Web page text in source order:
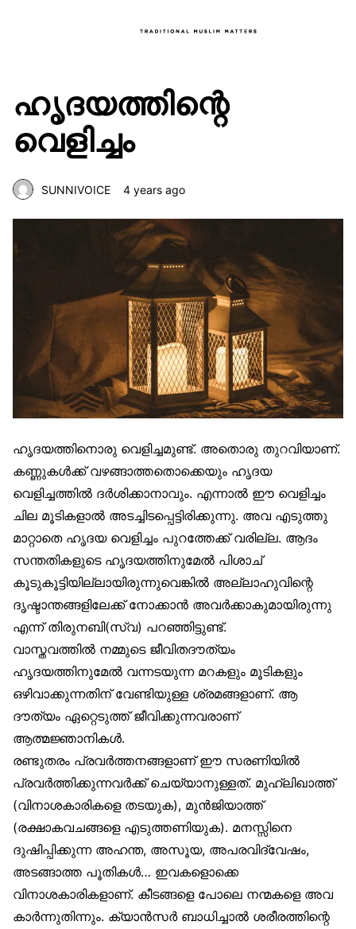
ഹൃദയത്തിന്റെ
വെളിച്ചം
SUNNIVOICE 4 years ago
ഹൃദയത്തിനൊരു വെളിച്ചമുണ്ട്. അതൊരു തുറവിയാണ്.
കണ്ണുകൾക്ക് വഴങ്ങാത്തതൊക്കെയും ഹൃദയ
വെളിച്ചത്തിൽ ദർശിക്കാനാവും. എന്നാൽ ഈ വെളിച്ചം
ചില മൂടികളാൽ അടച്ചിടപ്പെട്ടിരിക്കുന്നു. അവ എടുത്തു
മാറ്റാതെ ഹൃദയ വെളിച്ചം പുറത്തേക്ക് വരില്ല. ആദം
സന്തതികളുടെ ഹൃദയത്തിനുമേൽ പിശാച്
കൂടുകൂട്ടിയില്ലായിരുന്നുവെങ്കിൽ അല്ലാഹുവിന്റെ
ദൃഷ്ടാന്തങ്ങളിലേക്ക് നോക്കാൻ അവർക്കാകുമായിരുന്നു
എന്ന് തിരുനബി(സ്വ) പറഞ്ഞിട്ടുണ്ട്.
വാസ്തവത്തിൽ നമ്മുടെ ജീവിതദൗത്യം
ഹൃദയത്തിനുമേൽ വന്നടയുന്ന മറകളും മൂടികളും
ഒഴിവാക്കുന്നതിന് വേണ്ടിയുള്ള ശ്രമങ്ങളാണ്. ആ
ദൗത്യം ഏറ്റെടുത്ത് ജീവിക്കുന്നവരാണ്
ആത്മജ്ഞാനികൾ.
രണ്ടുതരം പ്രവർത്തനങ്ങളാണ് ഈ സരണിയിൽ
പ്രവർത്തിക്കുന്നവർക്ക് ചെയ്യാനുള്ളത്. മുഹ്‌ലിഖാത്ത്
(വിനാശകാരികളെ തടയുക), മുൻജിയാത്ത്
(രക്ഷാകവചങ്ങളെ എടുത്തണിയുക). മനസ്സിനെ
ദുഷിപ്പിക്കുന്ന അഹന്ത, അസൂയ, അപരവിദ്വേഷം,
അടങ്ങാത്ത പൂതികൾ… ഇവകളൊക്കെ
വിനാശകാരികളാണ്. കീടങ്ങളെ പോലെ നന്മകളെ അവ
കാർന്നുതിന്നും. ക്യാൻസർ ബാധിച്ചാൽ ശരീരത്തിന്റെ